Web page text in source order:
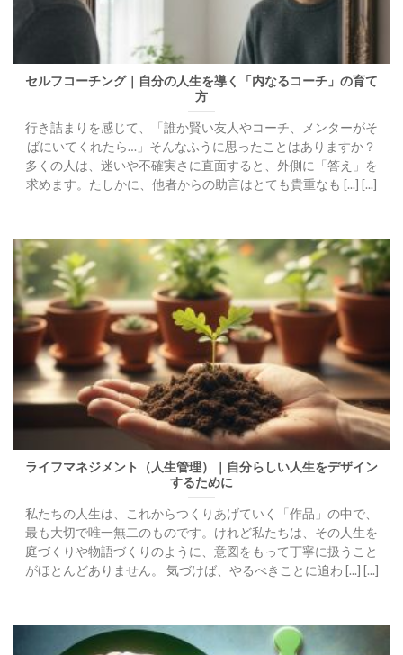
セルフコーチング｜自分の人生を導く「内なるコーチ」の育て
方
行き詰まりを感じて、「誰か賢い友人やコーチ、メンターがそ
ばにいてくれたら…」そんなふうに思ったことはありますか？
多くの人は、迷いや不確実さに直面すると、外側に「答え」を
求めます。たしかに、他者からの助言はとても貴重なも [...] [...]
ライフマネジメント（人生管理）｜自分らしい人生をデザイン
するために
私たちの人生は、これからつくりあげていく「作品」の中で、
最も大切で唯一無二のものです。けれど私たちは、その人生を
庭づくりや物語づくりのように、意図をもって丁寧に扱うこと
がほとんどありません。 気づけば、やるべきことに追わ [...] [...]